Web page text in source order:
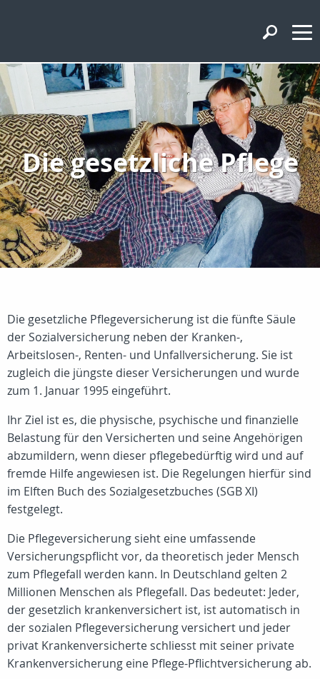
Die gesetzliche Pflege
Die gesetzliche Pflegeversicherung ist die fünfte Säule
der Sozialversicherung neben der Kranken-,
Arbeitslosen-, Renten- und Unfallversicherung. Sie ist
zugleich die jüngste dieser Versicherungen und wurde
zum 1. Januar 1995 eingeführt.
Ihr Ziel ist es, die physische, psychische und finanzielle
Belastung für den Versicherten und seine Angehörigen
abzumildern, wenn dieser pflegebedürftig wird und auf
fremde Hilfe angewiesen ist. Die Regelungen hierfür sind
im Elften Buch des Sozialgesetzbuches (SGB XI)
festgelegt.
Die Pflegeversicherung sieht eine umfassende
Versicherungspflicht vor, da theoretisch jeder Mensch
zum Pflegefall werden kann. In Deutschland gelten 2
Millionen Menschen als Pflegefall. Das bedeutet: Jeder,
der gesetzlich krankenversichert ist, ist automatisch in
der sozialen Pflegeversicherung versichert und jeder
privat Krankenversicherte schliesst mit seiner private
Krankenversicherung eine Pflege-Pflichtversicherung ab.